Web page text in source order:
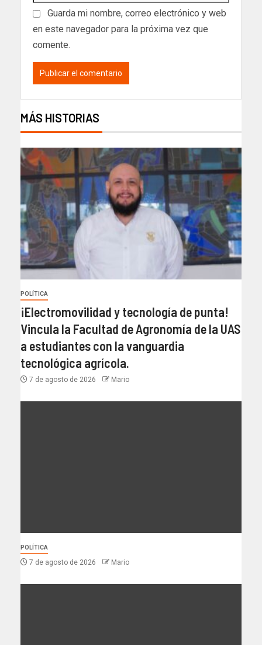
Guarda mi nombre, correo electrónico y web
en este navegador para la próxima vez que
comente.
MÁS HISTORIAS
POLÍTICA
¡Electromovilidad y tecnología de punta!
Vincula la Facultad de Agronomía de la UAS
a estudiantes con la vanguardia
tecnológica agrícola.
7 de agosto de 2026 Mario
POLÍTICA
7 de agosto de 2026 Mario